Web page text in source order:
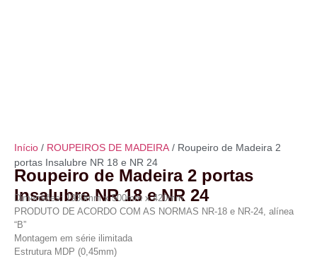
Início / ROUPEIROS DE MADEIRA / Roupeiro de Madeira 2
portas Insalubre NR 18 e NR 24
Roupeiro de Madeira 2 portas
Insalubre NR 18 e NR 24
Dimensões: 1930mm x 500mm x 420mm
PRODUTO DE ACORDO COM AS NORMAS NR-18 e NR-24, alínea
“B”
Montagem em série ilimitada
Estrutura MDP (0,45mm)